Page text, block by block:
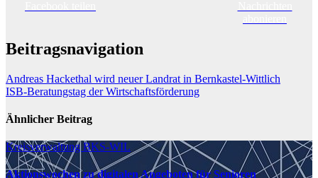
Beitragsnavigation
Andreas Hackethal wird neuer Landrat in Bernkastel-Wittlich
ISB-Beratungstag der Wirtschaftsförderung
Ähnlicher Beitrag
Kreisverwaltung BKS-WIL
Aktionswochen zu digitalen Angeboten für Senioren